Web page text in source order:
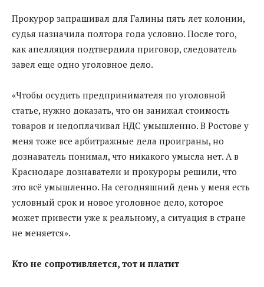
Прокурор запрашивал для Галины пять лет колонии,
судья назначила полтора года условно. После того,
как апелляция подтвердила приговор, следователь
завел еще одно уголовное дело.
«Чтобы осудить предпринимателя по уголовной
статье, нужно доказать, что он занижал стоимость
товаров и недоплачивал НДС умышленно. В Ростове у
меня тоже все арбитражные дела проиграны, но
дознаватель понимал, что никакого умысла нет. А в
Краснодаре дознаватели и прокуроры решили, что
это всё умышленно. На сегодняшний день у меня есть
условный срок и новое уголовное дело, которое
может привести уже к реальному, а ситуация в стране
не меняется».
Кто не сопротивляется, тот и платит